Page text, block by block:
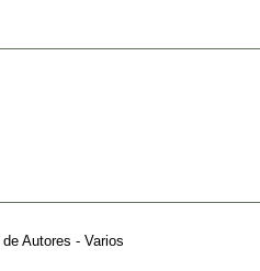
de Autores - Varios